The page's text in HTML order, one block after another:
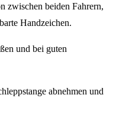
zwischen beiden Fahrern,
Handzeichen.
und bei guten
abnehmen und